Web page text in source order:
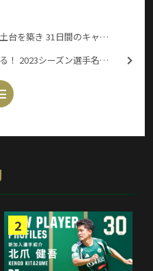
日間のキャンプが終了 ※一部無料
【特別企画】村山智彦が教える！ 2023シーズン選手名鑑（前編）